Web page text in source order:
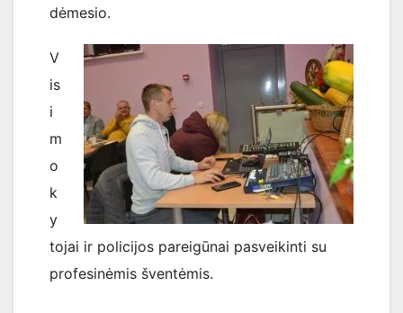
dėmesio.
V
is
i
m
o
k
y
tojai ir policijos pareigūnai pasveikinti su
profesinėmis šventėmis.